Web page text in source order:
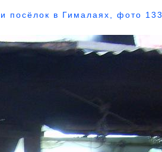
посёлок в Гималаях, фото 133